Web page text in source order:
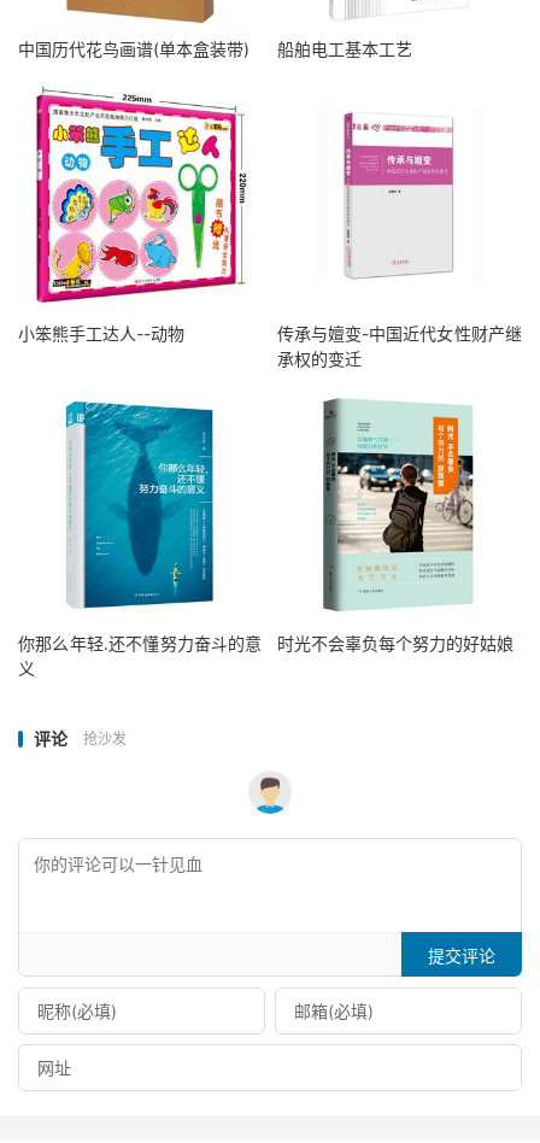
中国历代花鸟画谱(单本盒装带) 船舶电工基本工艺
小笨熊手工达人--动物
传承与嬗变-中国近代女性财产继
承权的变迁
你那么年轻.还不懂努力奋斗的意
义
时光不会辜负每个努力的好姑娘
评论 抢沙发
提交评论